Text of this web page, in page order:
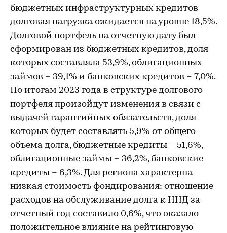
бюджетных инфраструктурных кредитов
долговая нагрузка ожидается на уровне 18,5%.
Долговой портфель на отчетную дату был
сформирован из бюджетных кредитов, доля
которых составляла 53,9%, облигационных
займов – 39,1% и банковских кредитов – 7,0%.
По итогам 2023 года в структуре долгового
портфеля произойдут изменения в связи с
выдачей гарантийных обязательств, доля
которых будет составлять 5,9% от общего
объема долга, бюджетные кредиты – 51,6%,
облигационные займы – 36,2%, банковские
кредиты – 6,3%. Для региона характерна
низкая стоимость фондирования: отношение
расходов на обслуживание долга к ННД за
отчетный год составило 0,6%, что оказало
положительное влияние на рейтинговую